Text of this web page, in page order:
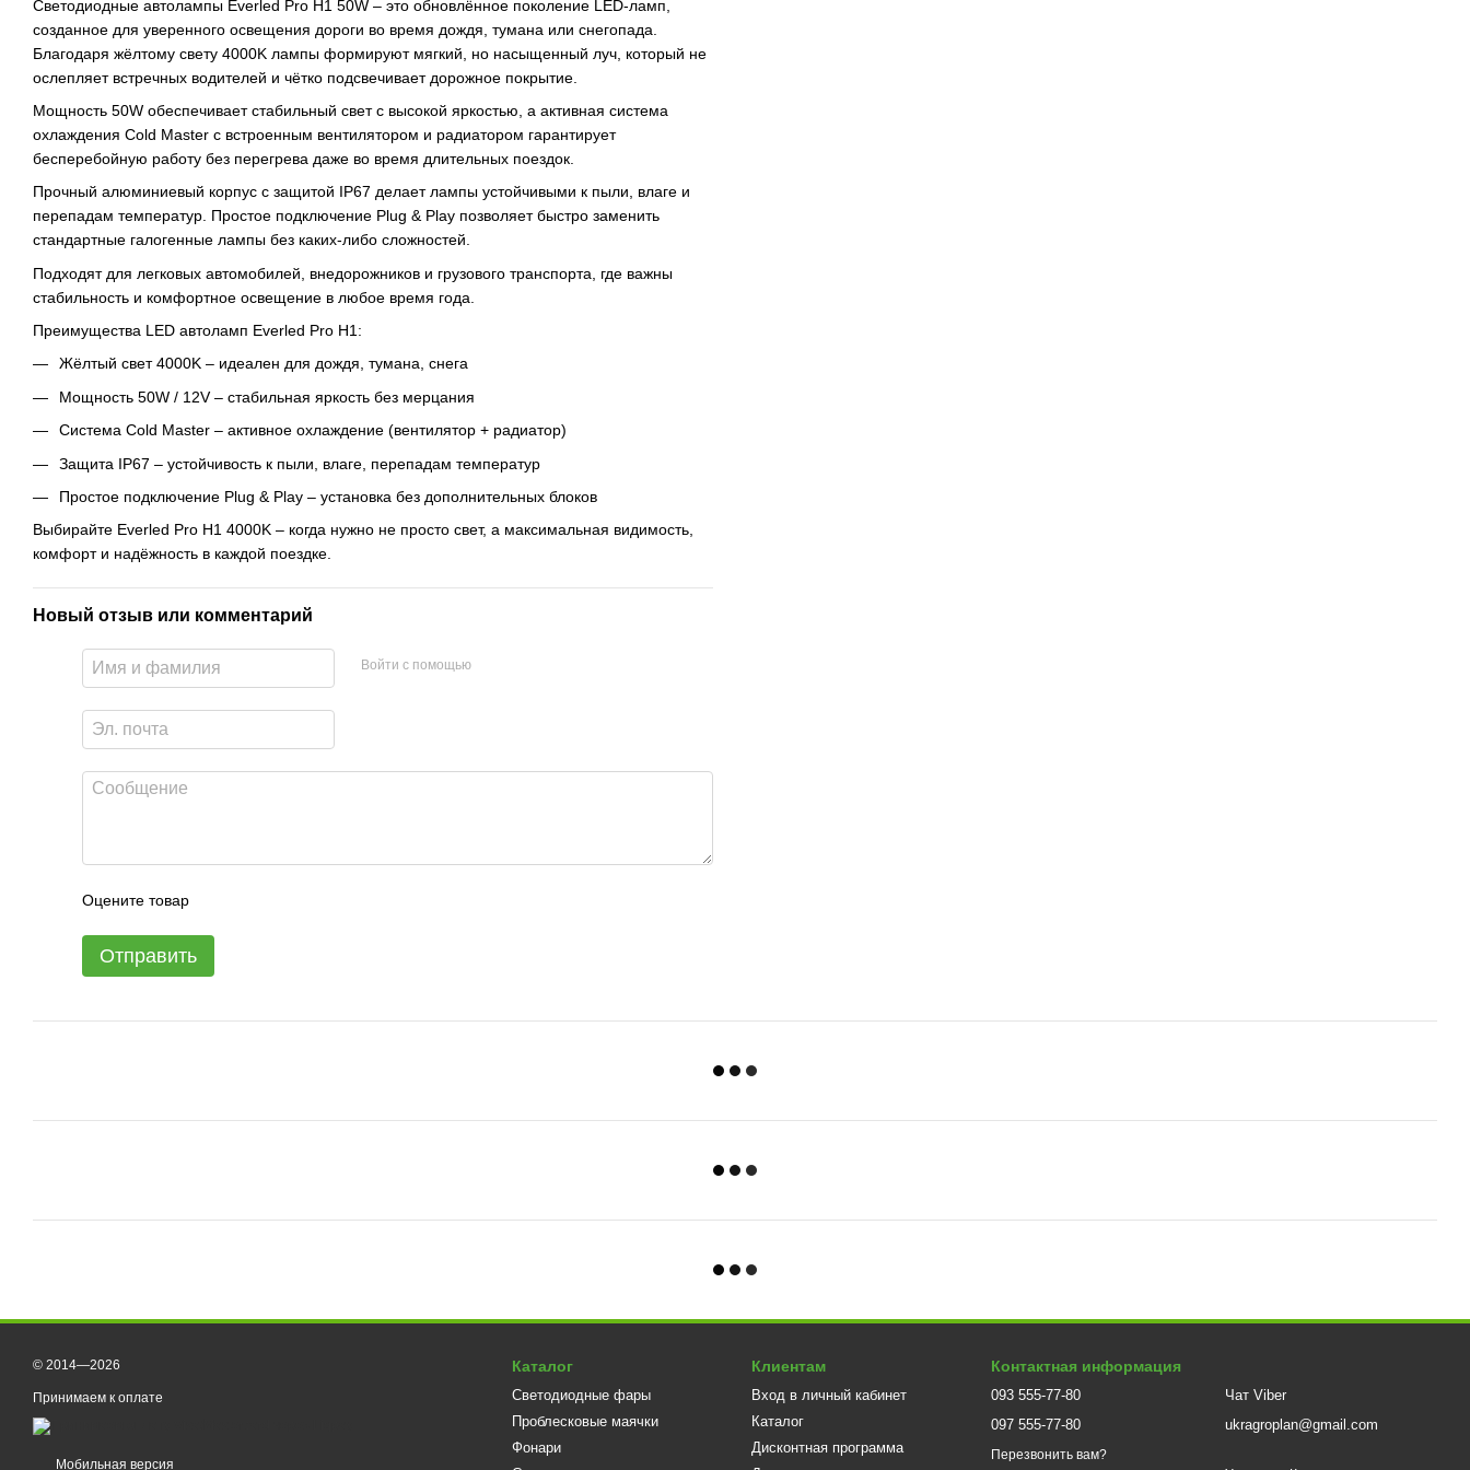
Светодиодные автолампы Everled Pro H1 50W – это обновлённое поколение LED-ламп,
созданное для уверенного освещения дороги во время дождя, тумана или снегопада.
Благодаря жёлтому свету 4000K лампы формируют мягкий, но насыщенный луч, который не
ослепляет встречных водителей и чётко подсвечивает дорожное покрытие.
Мощность 50W обеспечивает стабильный свет с высокой яркостью, а активная система
охлаждения Cold Master с встроенным вентилятором и радиатором гарантирует
бесперебойную работу без перегрева даже во время длительных поездок.
Прочный алюминиевый корпус с защитой IP67 делает лампы устойчивыми к пыли, влаге и
перепадам температур. Простое подключение Plug & Play позволяет быстро заменить
стандартные галогенные лампы без каких-либо сложностей.
Подходят для легковых автомобилей, внедорожников и грузового транспорта, где важны
стабильность и комфортное освещение в любое время года.
Преимущества LED автоламп Everled Pro H1:
Жёлтый свет 4000K – идеален для дождя, тумана, снега
Мощность 50W / 12V – стабильная яркость без мерцания
Система Cold Master – активное охлаждение (вентилятор + радиатор)
Защита IP67 – устойчивость к пыли, влаге, перепадам температур
Простое подключение Plug & Play – установка без дополнительных блоков
Выбирайте Everled Pro H1 4000K – когда нужно не просто свет, а максимальная видимость,
комфорт и надёжность в каждой поездке.
Новый отзыв или комментарий
Войти с помощью
Оцените товар
Отправить
© 2014—2026
Принимаем к оплате
Мобильная версия
Каталог
Светодиодные фары
Проблесковые маячки
Фонари
Клиентам
Вход в личный кабинет
Каталог
Дисконтная программа
Контактная информация
093 555-77-80
097 555-77-80
Перезвонить вам?
Чат Viber
ukragroplan@gmail.com